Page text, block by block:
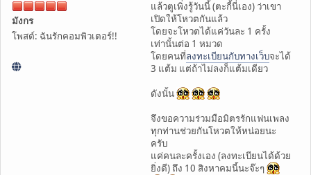
มังกร
โพสต์: ฉันรักคอมพิวเตอร์!!
แล้วตูเพิ่งรู้วันนี้ (ตะกี้นี่เอง) ว่าเขา
เปิดให้โหวตกันแล้ว
โดยจะโหวตได้แค่วันละ 1 ครั้ง
เท่านั้นต่อ 1 หมวด
โดยคนที่ลงทะเบียนกับทางเว็บจะได้
3 แต้ม แต่ถ้าไม่ลงก็แต้มเดียว
ดังนั้น
จึงขอความร่วมมือมิตรรักแฟนเพลง
ทุกท่านช่วยกันโหวตให้หน่อยนะ
ครับ
แค่คนละครั้งเอง (ลงทะเบียนได้ด้วย
ยิ่งดี) ถึง 10 สิงหาคมนี้นะจ๊ะๆ